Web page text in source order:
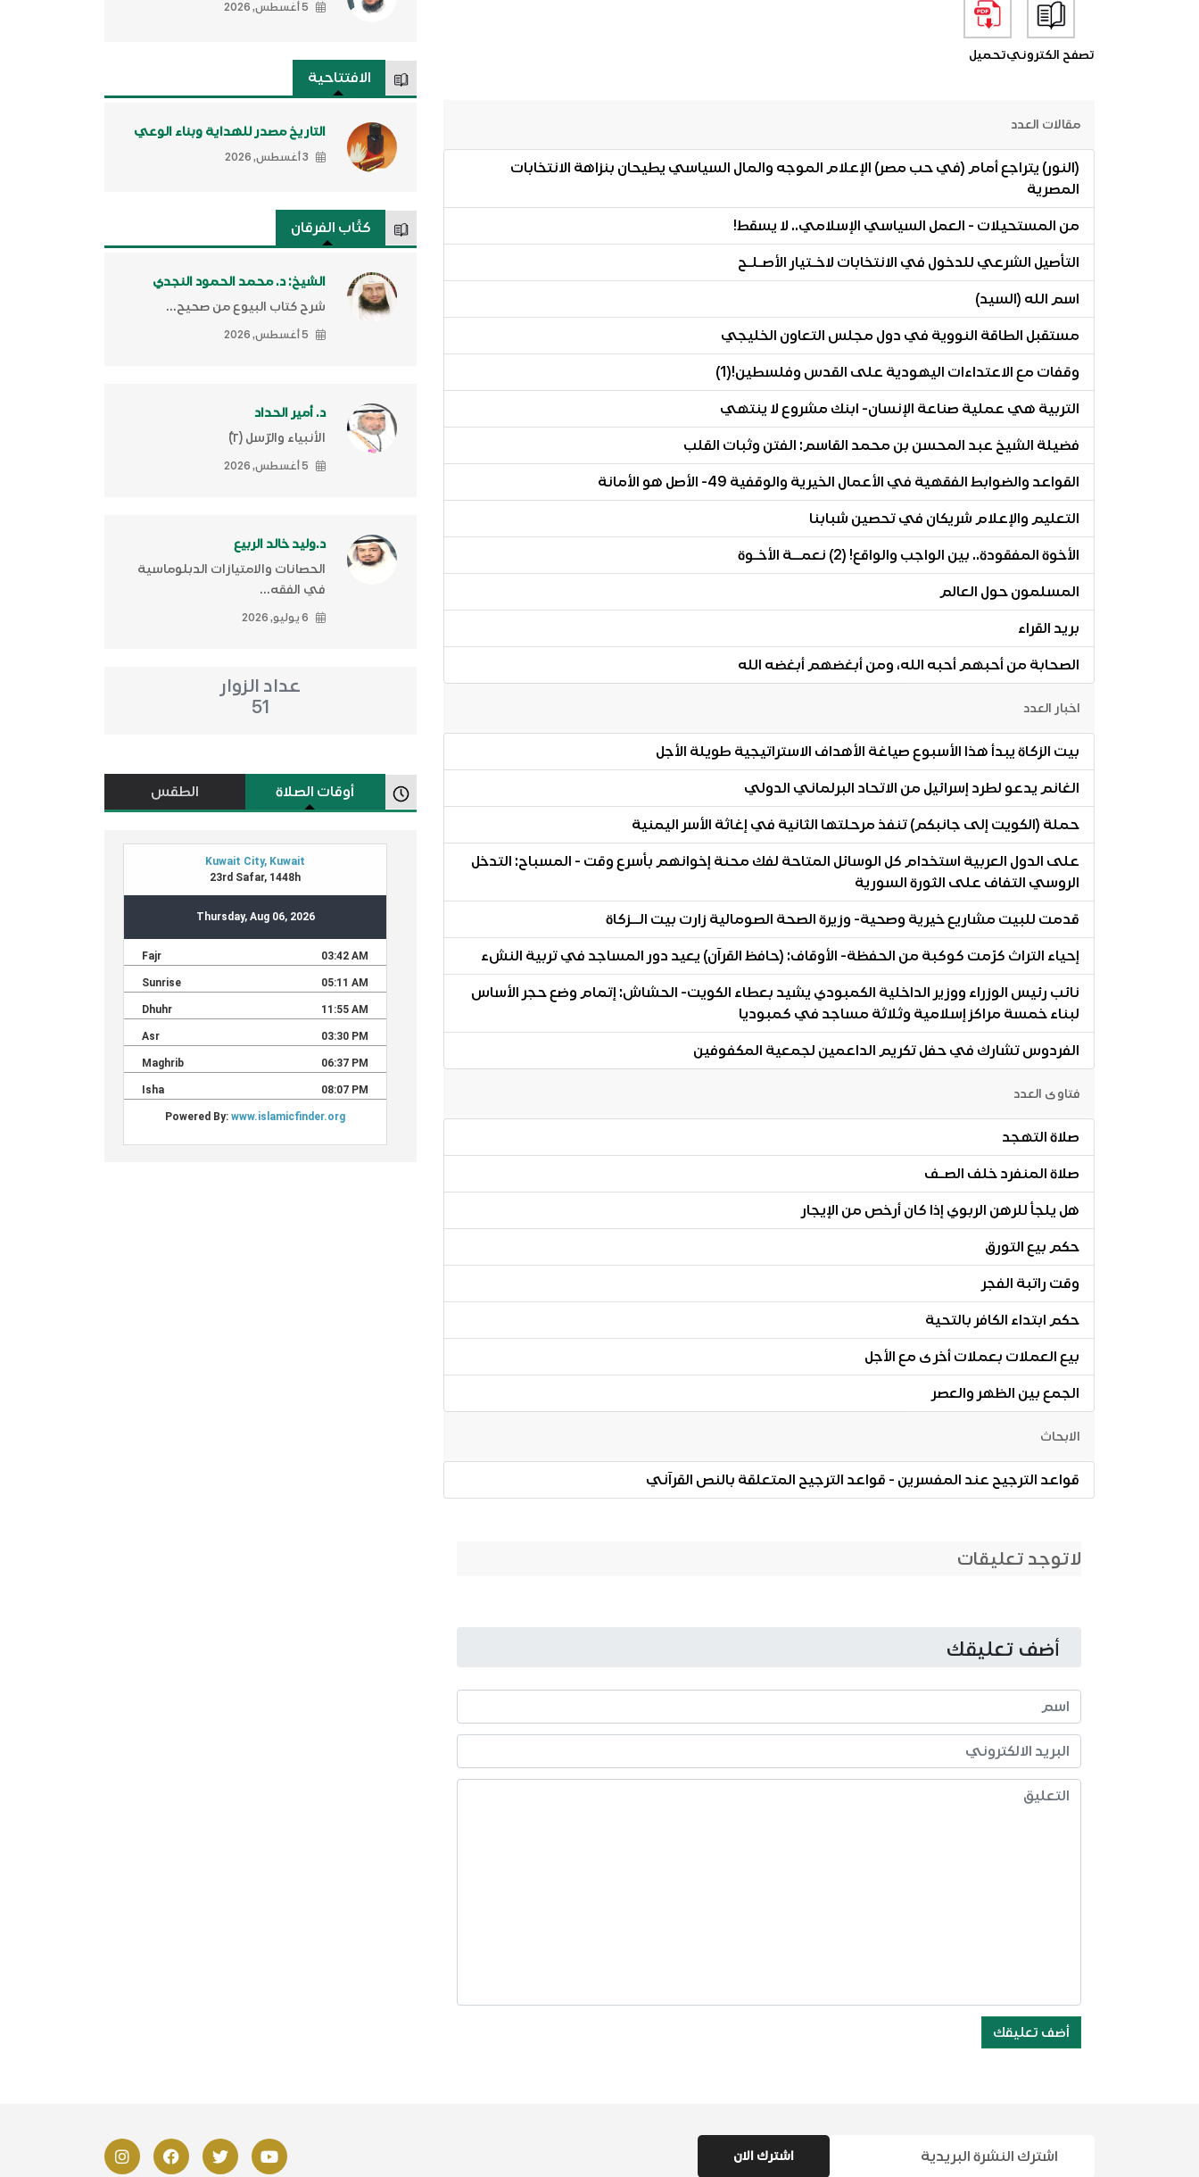
تصفح الكترونيتحميل
مقالات العدد
(النور) يتراجع أمام (في حب مصر) الإعلام الموجه والمال السياسي يطيحان بنزاهة الانتخابات
المصرية
من المستحيلات - العمل السياسي الإسلامي.. لا يسقط!
التأصيل الشرعي للدخول في الانتخابات لاخـتيار الأصـلـح
اسم الله (السيد)
مستقبل الطاقة النووية في دول مجلس التعاون الخليجي
وقفات مع الاعتداءات اليهودية على القدس وفلسطين!(1)
التربية هي عملية صناعة الإنسان- ابنك مشروع لا ينتهي
فضيلة الشيخ عبد المحسن بن محمد القاسم: الفتن وثبات القلب
القواعد والضوابط الفقهية في الأعمال الخيرية والوقفية 49- الأصل هو الأمانة
التعليم والإعلام شريكان في تحصين شبابنا
الأخوة المفقودة.. بين الواجب والواقع! (2) نعمــة الأخـوة
المسلمون حول العالم
بريد القراء
الصحابة من أحبهم أحبه الله، ومن أبغضهم أبغضه الله
اخبار العدد
بيت الزكاة يبدأ هذا الأسبوع صياغة الأهداف الاستراتيجية طويلة الأجل
الغانم يدعو لطرد إسرائيل من الاتحاد البرلماني الدولي
حملة (الكويت إلى جانبكم) تنفذ مرحلتها الثانية في إغاثة الأسر اليمنية
على الدول العربية استخدام كل الوسائل المتاحة لفك محنة إخوانهم بأسرع وقت - المسباح: التدخل
الروسي التفاف على الثورة السورية
قدمت للبيت مشاريع خيرية وصحية- وزيرة الصحة الصومالية زارت بيت الــزكاة
إحياء التراث كرّمت كوكبة من الحفظة- الأوقاف: (حافظ القرآن) يعيد دور المساجد في تربية النشء
نائب رئيس الوزراء ووزير الداخلية الكمبودي يشيد بعطاء الكويت- الحشاش: إتمام وضع حجر الأساس
لبناء خمسة مراكز إسلامية وثلاثة مساجد في كمبوديا
الفردوس تشارك في حفل تكريم الداعمين لجمعية المكفوفين
فتاوى العدد
صلاة التهجد
صلاة المنفرد خلف الصـف
هل يلجأ للرهن الربوي إذا كان أرخص من الإيجار
حكم بيع التورق
وقت راتبة الفجر
حكم ابتداء الكافر بالتحية
بيع العملات بعملات أخرى مع الأجل
الجمع بين الظهر والعصر
الابحاث
قواعد الترجيح عند المفسرين‏ - قواعد الترجيح المتعلقة بالنص القرآني
لاتوجد تعليقات
أضف تعليقك
أضف تعليقك
5 أغسطس, 2026
الافتتاحية
التاريخ مصدر للهداية وبناء الوعي
3 أغسطس, 2026
كتَّاب الفرقان
الشيخ: د. محمد الحمود النجدي
شرح كتاب البيوع من صحيح...
5 أغسطس, 2026
د. أمير الحداد
الأنبياء والرّسل (٢)ّ
5 أغسطس, 2026
د.وليد خالد الربيع
الحصانات والامتيازات الدبلوماسية
في الفقه...
6 يوليو, 2026
عداد الزوار
51
أوقات الصلاة الطقس